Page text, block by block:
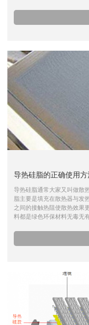
导热硅脂的正确使用
导热硅脂通常大家又叫做散
脂主要是填充在散热器与发
之间的接触热阻使散热效果
料都是绿色环保材料无毒无